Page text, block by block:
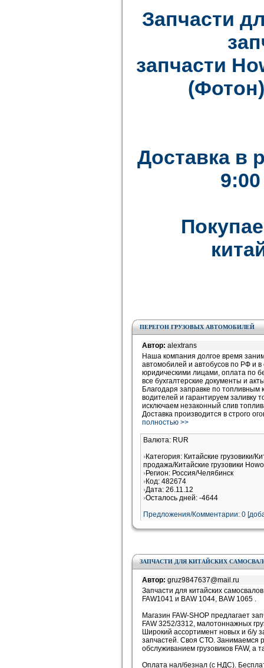
Запчасти
запчасти
Доставка в
ПЕРЕГОН ГРУЗОВЫХ АВТОМОБИЛЕЙ
Автор: alextrans
Наша компания долгое время
автомобилей и автобусов по РФ и
юридическими лицами, оплата по
все бухгалтерские документы и
Благодаря заправке по
водителей и гарантируем заливку
исключаем незаконный слив
Доставка производится в строго
полностью >>
Валюта: RUR
Категория: Китайские грузовики/
продажа/Китайские грузовики
Регион: Россия/Челябинск
Код: 482674
Дата: 26.11.12
Осталось дней: -4644
Предложения/Комментарии: 0
ЗАПЧАСТИ ДЛЯ КИТАЙСКИХ САМОСВАЛОВ
Автор: gruz9847637@mail.ru
Запчасти для китайских
FAW1041 и BAW 1044, BAW 1065 .
Магазин FAW-SHOP предлагает
FAW 3252/3312, малотоннажных
Широкий ассортимент новых и б/у
запчастей. Своя СТО. Занимаемся
обслуживанием грузовиков FAW, а
Оплата нал/безнал (c НДС).